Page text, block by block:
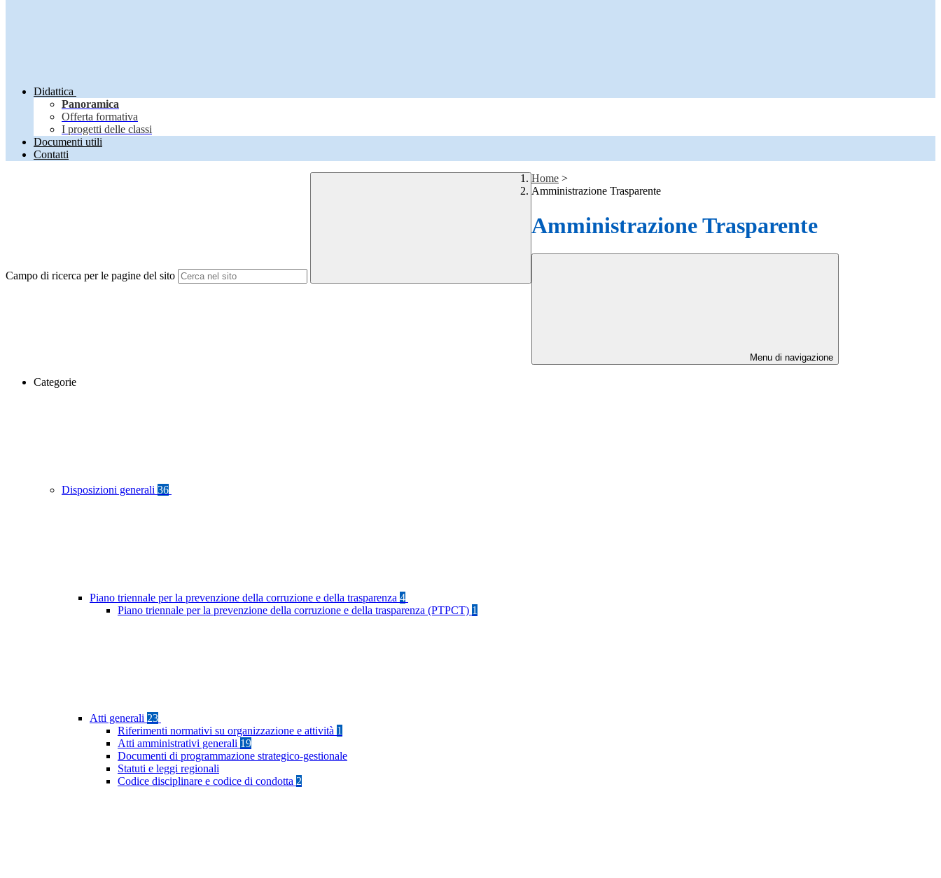
Didattica
Panoramica
Offerta formativa
I progetti delle classi
Documenti utili
Contatti
Campo di ricerca per le pagine del sito
Home >
Amministrazione Trasparente
Amministrazione Trasparente
Menu di navigazione
Categorie
Disposizioni generali 36
Piano triennale per la prevenzione della corruzione e della trasparenza 4
Piano triennale per la prevenzione della corruzione e della trasparenza (PTPCT) 1
Atti generali 23
Riferimenti normativi su organizzazione e attività 1
Atti amministrativi generali 19
Documenti di programmazione strategico-gestionale
Statuti e leggi regionali
Codice disciplinare e codice di condotta 2